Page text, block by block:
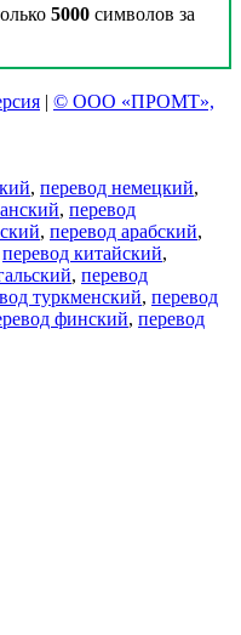
5000 символов за
| © ООО «ПРОМТ»,
, перевод немецкий,
, перевод
, перевод арабский,
перевод китайский,
, перевод
туркменский, перевод
финский, перевод